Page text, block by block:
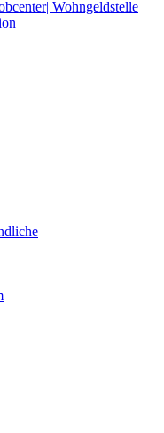
Wohngeldstelle